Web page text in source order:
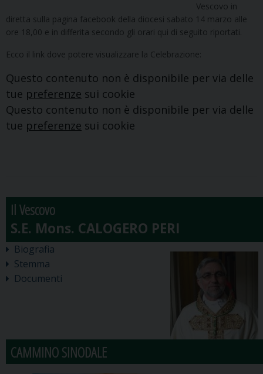
Vescovo in
diretta sulla pagina facebook della diocesi sabato 14 marzo alle
ore 18,00 e in differita secondo gli orari qui di seguito riportati.
Ecco il link dove potere visualizzare la Celebrazione:
Questo contenuto non è disponibile per via delle
tue preferenze sui cookie
Questo contenuto non è disponibile per via delle
tue preferenze sui cookie
Il Vescovo
Biografia
Stemma
Documenti
CAMMINO SINODALE